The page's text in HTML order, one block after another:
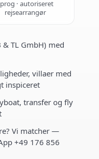
· autoriseret
rejsearrangør
TL GmbH) med
villaer med
inspiceret
transfer og fly
Vi matcher —
+49 176 856